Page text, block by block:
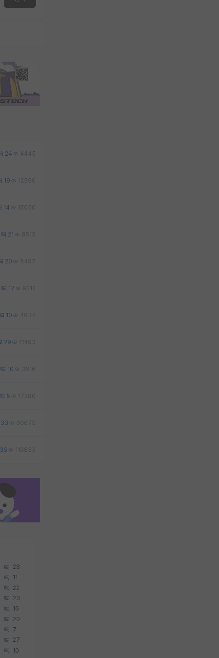
24 4445
19 12596
14 15050
21 8515
20 5497
17 9212
10 4837
29 11493
10 3616
5 17280
33 60675
36 119833
28
11
22
23
16
20
7
27
10